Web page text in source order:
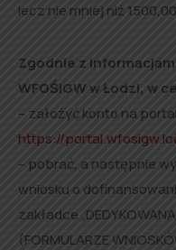
lecz nie mniej niż
Zgodnie z
WFOŚiGW w Łodzi, w
– założyć konto na
https://
– pobrać, a następnie
wniosku o
zakładce
(FORMULARZE